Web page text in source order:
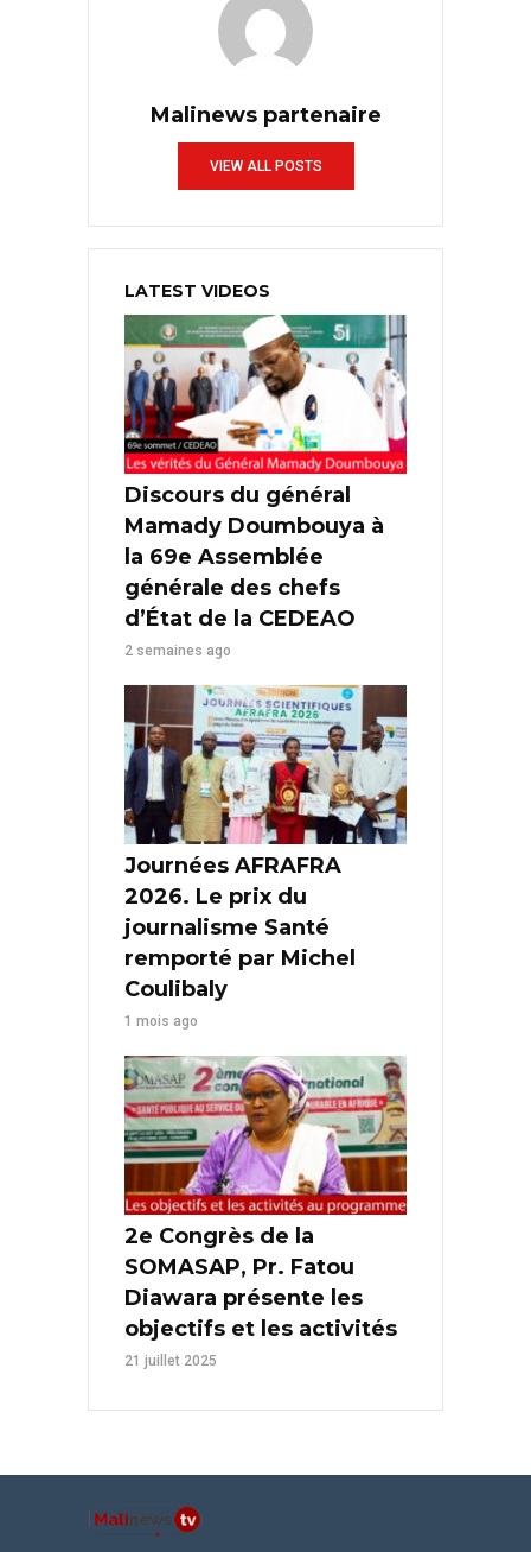
Malinews partenaire
VIEW ALL POSTS
LATEST VIDEOS
Discours du général
Mamady Doumbouya à
la 69e Assemblée
générale des chefs
d’État de la CEDEAO
2 semaines ago
Journées AFRAFRA
2026. Le prix du
journalisme Santé
remporté par Michel
Coulibaly
1 mois ago
2e Congrès de la
SOMASAP, Pr. Fatou
Diawara présente les
objectifs et les activités
21 juillet 2025